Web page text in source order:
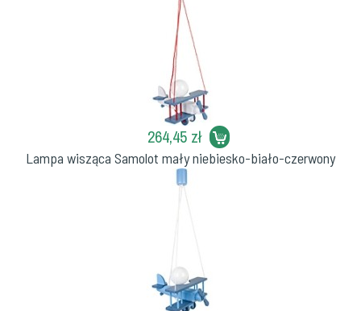
264,45 zł
Lampa wisząca Samolot mały niebiesko-biało-czerwony